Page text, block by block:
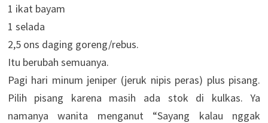
1 ikat bayam
1 selada
2,5 ons daging goreng/rebus.
Itu berubah semuanya.
Pagi hari minum jeniper (jeruk nipis peras) plus pisang.
Pilih pisang karena masih ada stok di kulkas. Ya
namanya wanita menganut “Sayang kalau nggak